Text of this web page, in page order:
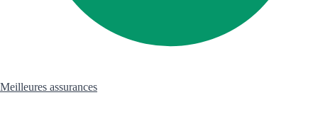
Meilleures assurances